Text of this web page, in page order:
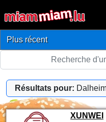
Résultats pour:
XUNWEI